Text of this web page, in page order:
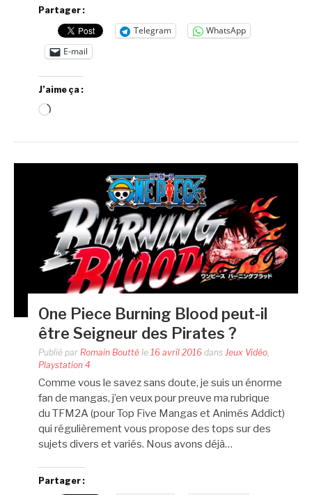
Partager :
Telegram
WhatsApp
E-mail
J’aime ça :
Chargement…
One Piece Burning Blood peut-il
être Seigneur des Pirates ?
Publié par Romain Boutté le 16 avril 2016 dans Jeux Vidéo
Playstation 4
Comme vous le savez sans doute, je suis un énorme
fan de mangas, j’en veux pour preuve ma rubrique
du TFM2A (pour Top Five Mangas et Animés Addict)
qui régulièrement vous propose des tops sur des
sujets divers et variés. Nous avons déjà…
Partager :